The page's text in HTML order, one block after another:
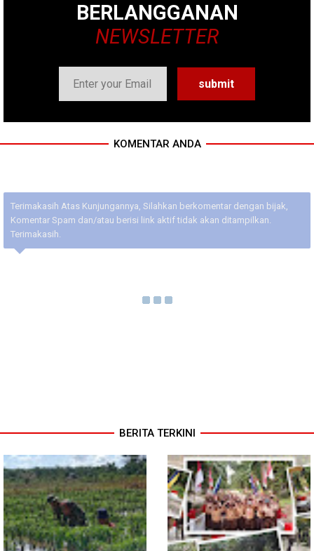
BERLANGGANAN
NEWSLETTER
KOMENTAR ANDA
Terimakasih Atas Kunjungannya, Silahkan berkomentar dengan bijak,
Komentar Spam dan/atau berisi link aktif tidak akan ditampilkan.
Terimakasih.
BERITA TERKINI